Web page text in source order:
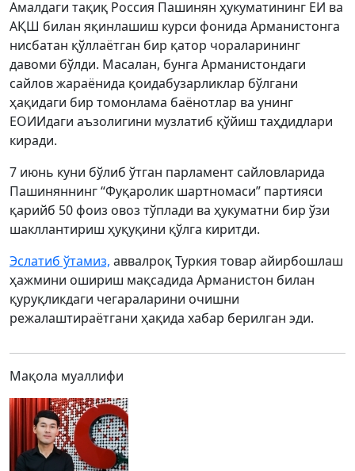
Амалдаги тақиқ Россия Пашинян ҳукуматининг ЕИ ва
АҚШ билан яқинлашиш курси фонида Арманистонга
нисбатан қўллаётган бир қатор чораларининг
давоми бўлди. Масалан, бунга Арманистондаги
сайлов жараёнида қоидабузарликлар бўлгани
ҳақидаги бир томонлама баёнотлар ва унинг
ЕОИИдаги аъзолигини музлатиб қўйиш таҳдидлари
киради.
7 июнь куни бўлиб ўтган парламент сайловларида
Пашиняннинг “Фуқаролик шартномаси” партияси
қарийб 50 фоиз овоз тўплади ва ҳукуматни бир ўзи
шакллантириш ҳуқуқини қўлга киритди.
Эслатиб ўтамиз, аввалроқ Туркия товар айирбошлаш
ҳажмини ошириш мақсадида Арманистон билан
қуруқликдаги чегараларини очишни
режалаштираётгани ҳақида хабар берилган эди.
Мақола муаллифи